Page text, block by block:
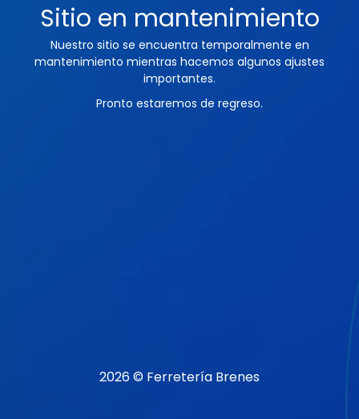
Sitio en mantenimiento
Nuestro sitio se encuentra temporalmente en
mantenimiento mientras hacemos algunos ajustes
importantes.
Pronto estaremos de regreso.
2026 © Ferretería Brenes